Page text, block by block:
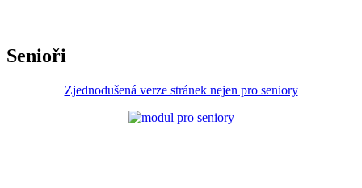
Senioři
Zjednodušená verze stránek nejen pro seniory